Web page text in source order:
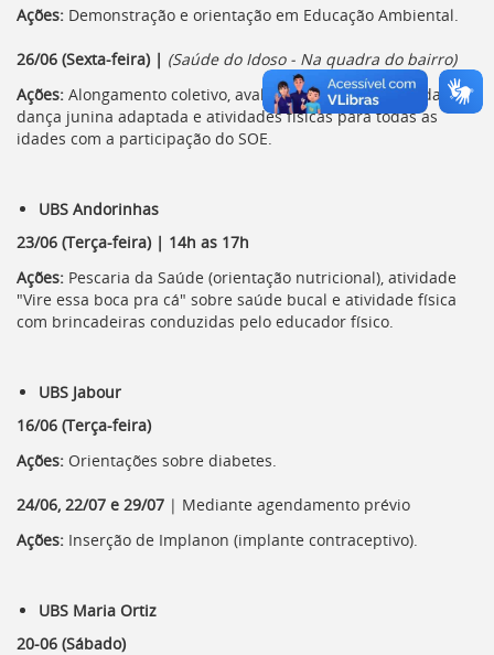
Ações: Demonstração e orientação em Educação Ambiental.
26/06 (Sexta-feira) | (Saúde do Idoso - Na quadra do bairro)
Ações: Alongamento coletivo, avaliação de risco de quedas,
dança junina adaptada e atividades físicas para todas as
idades com a participação do SOE.
UBS Andorinhas
23/06 (Terça-feira) | 14h as 17h
Ações: Pescaria da Saúde (orientação nutricional), atividade
"Vire essa boca pra cá" sobre saúde bucal e atividade física
com brincadeiras conduzidas pelo educador físico.
UBS Jabour
16/06 (Terça-feira)
Ações: Orientações sobre diabetes.
24/06, 22/07 e 29/07 | Mediante agendamento prévio
Ações: Inserção de Implanon (implante contraceptivo).
UBS Maria Ortiz
20-06 (Sábado)